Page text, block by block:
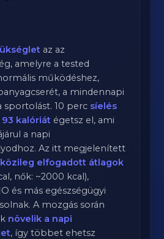
az az
amelyre a tested
működéshez,
a mindennapi
sportolást.10 perc síelés
93 kalóriát égetsz el, ami
a napi
Az itt megjelenített
elfogadott átlagok
nők: ~2000 kcal),
és más egészségügyi
A mozgás során
növelik a napi
, így többet ehetsz